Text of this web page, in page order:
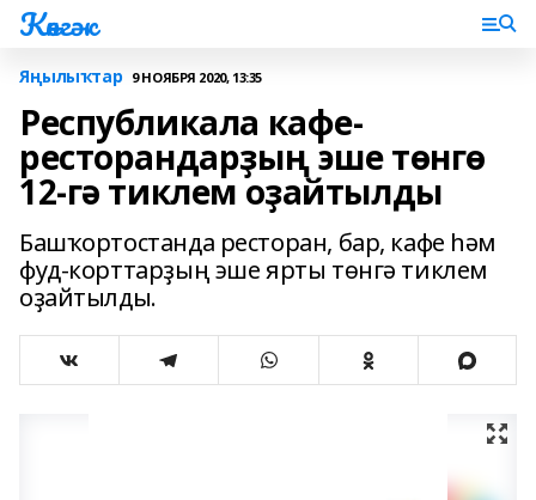
Көнгәк
Яңылыҡтар 9 НОЯБРЯ 2020, 13:35
Республикала кафе-
ресторандарҙың эше төнгө
12-гә тиклем оҙайтылды
Башҡортостанда ресторан, бар, кафе һәм
фуд-корттарҙың эше ярты төнгә тиклем
оҙайтылды.